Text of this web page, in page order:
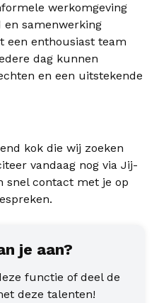
werkomgeving
samenwerking
een enthousiast team
dag kunnen
en een uitstekende
kok die wij zoeken
vandaag nog via Jij-
snel contact met je op
je aan?
functie of deel de
deze talenten!